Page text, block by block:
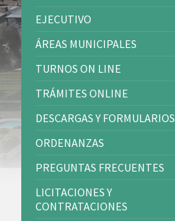
EJECUTIVO
ÁREAS MUNICIPALES
TURNOS ON LINE
TRÁMITES ONLINE
DESCARGAS Y FORMULARIOS
ORDENANZAS
PREGUNTAS FRECUENTES
LICITACIONES Y
CONTRATACIONES